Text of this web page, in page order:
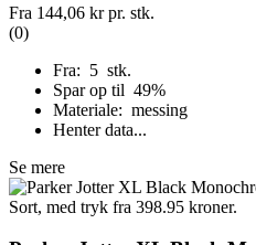
Fra 144,06 krpr. stk.
(0)
Fra: 5 stk.
Spar op til 49%
Materiale: messing
Henter data...
Se mere